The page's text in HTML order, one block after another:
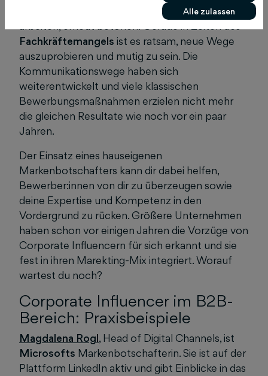
Unternehmen mit Corporate Influencern zu
Fachkräftemangels ist es ratsam, neue Wege
auszuprobieren und mutig zu sein. Die
Kommunikationswege haben sich
weiterentwickelt und viele klassischen
Bewerbungsmaßnahmen erzielen nicht mehr
die gleichen Resultate wie noch vor ein paar
Jahren.
Der Einsatz eines hauseigenen
Markenbotschafters kann dir dabei helfen,
Bewerber:innen von dir zu überzeugen sowie
deine Expertise und Kompetenz in den
Vordergrund zu rücken. Größere Unternehmen
haben schon vor einigen Jahren die Vorzüge von
Corporate Influencern für sich erkannt und sie
fest in ihren Marekting-Mix integriert. Worauf
wartest du noch?
Corporate Influencer im B2B-
Bereich: Praxisbeispiele
Magdalena Rogl, Head of Digital Channels, ist
Microsofts Markenbotschafterin. Sie ist auf der
Plattform LinkedIn aktiv und gibt Einblicke in das
Alle zulassen